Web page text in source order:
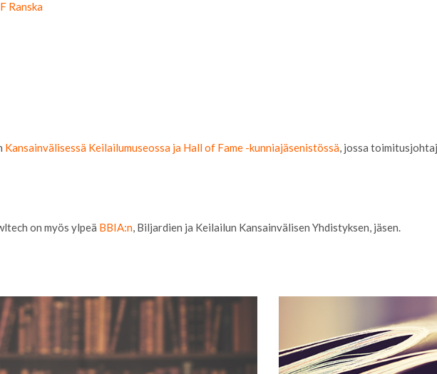
Ranska
Kansainvälisessä Keilailumuseossa ja Hall of Fame -kunniajäsenistössä, jossa
on myös ylpeä BBIA:n, Biljardien ja Keilailun Kansainvälisen Yhdistyksen, jäsen.